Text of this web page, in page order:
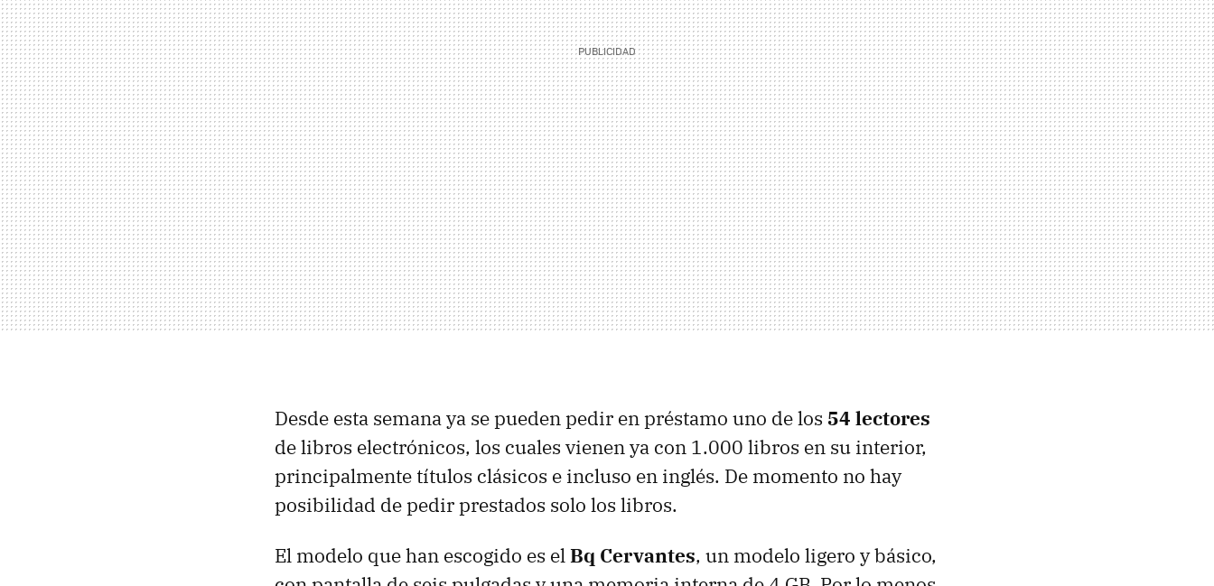
Desde esta semana ya se pueden pedir en préstamo uno de los 54 lectores
de libros electrónicos, los cuales vienen ya con 1.000 libros en su interior,
principalmente títulos clásicos e incluso en inglés. De momento no hay
posibilidad de pedir prestados solo los libros.
El modelo que han escogido es elBq Cervantes, un modelo ligero y básico,